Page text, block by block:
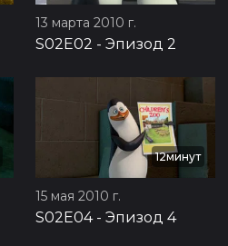
13 марта 2010 г.
S02E02 - Эпизод 2
12минут
15 мая 2010 г.
S02E04- Эпизод 4